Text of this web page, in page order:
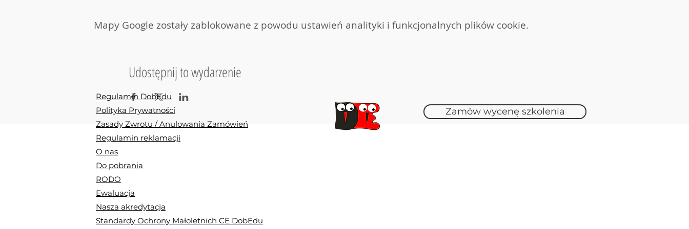
13 piosenek (7 zabawianek i 6 wyciszanek)
certyfikat uczwestnictwa wydany przez akredytowaną placówkę doskonalenia nauczycieli
płytę CD
książkę z pisem zabaw i zapisem melodii w kolorowych nutach (chroma notes)
możliwość darmowej powtórki szkolenia w formie filmików na platformie szkoleniowej.
stonować nadmiar energii i wprowadzić w stan relaksu i wyciszenia
Szkolenie poprowadzi Eliza Szeliga-Kraus, która potrafi porwać do zabawy nawet najbardziej
oporne towarzystwo. ;)
Mapy Google zostały zablokowane z powodu ustawień analityki i funkcjonalnych plików cookie.
Udostępnij to wydarzenie
Regulamin DobEdu
Polityka Prywatności
Zasady Zwrotu / Anulowania Zamówień
Regulamin reklamacji
O nas
Do pobrania
RODO
Ewaluacja
Nasza akredytacja
Standardy Ochrony Małoletnich CE DobEdu
Zamów wycenę szkolenia